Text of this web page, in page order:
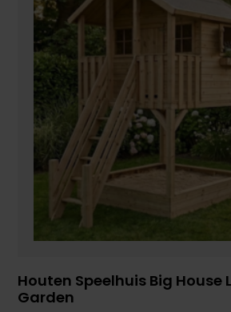
Houten Speelhuis Big House
Garden